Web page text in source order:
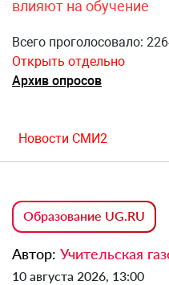
влияют на обучение
Всего проголосовало:
Открыть отдельно
Архив опросов
Новости СМИ2
Образование UG.RU
Автор: Учительская
10 августа 2026, 13:00